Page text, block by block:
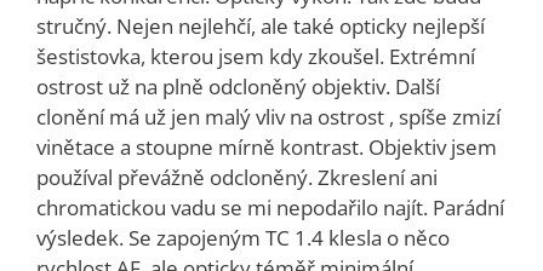
stručný. Nejen nejlehčí, ale také opticky nejlepší
šestistovka, kterou jsem kdy zkoušel. Extrémní
ostrost už na plně odcloněný objektiv. Další
clonění má už jen malý vliv na ostrost , spíše zmizí
vinětace a stoupne mírně kontrast. Objektiv jsem
používal převážně odcloněný. Zkreslení ani
chromatickou vadu se mi nepodařilo najít. Parádní
výsledek. Se zapojeným TC 1.4 klesla o něco